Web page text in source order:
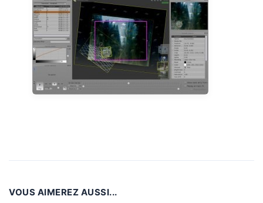
VOUS AIMEREZ AUSSI...